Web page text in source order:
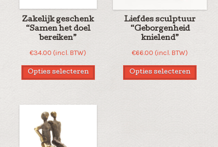
Zakelijk geschenk
“Samen het doel
bereiken”
€34.00 (incl. BTW)
Opties selecteren
Liefdes sculptuur
“Geborgenheid
knielend”
€66.00 (incl. BTW)
Opties selecteren